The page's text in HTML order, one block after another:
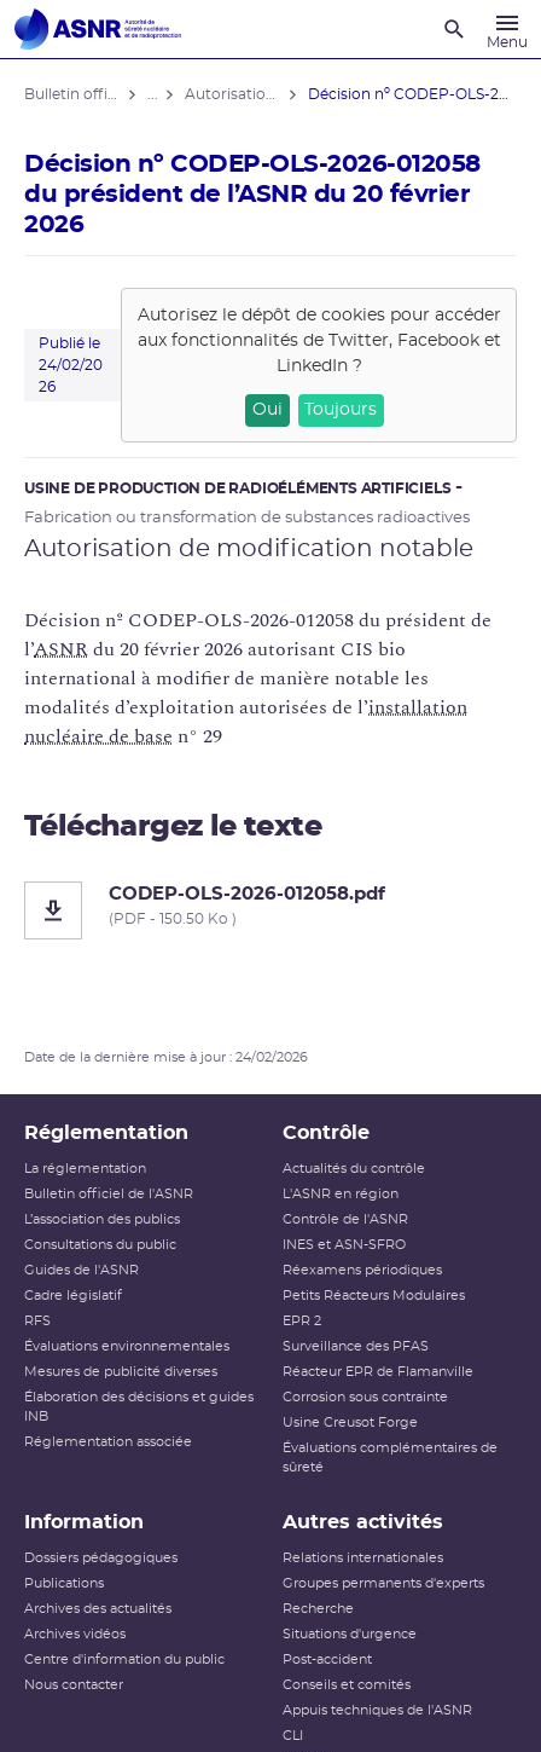
Menu
Décision nº CODEP-OLS-2026-012058
du président de l’ASNR du 20 février
2026
Publié le
24/02/20
26
Autorisez le dépôt de cookies pour accéder
aux fonctionnalités de Twitter, Facebook et
LinkedIn?
Oui Toujours
USINE DE PRODUCTION DE RADIOÉLÉMENTS ARTIFICIELS
Fabrication ou transformation de substances radioactives
Autorisation de modification notable
Décision nº CODEP-OLS-2026-012058 du président de
l’ASNRdu 20 février 2026 autorisant CIS bio
international à modifier de manière notable les
modalités d’exploitation autorisées de l’installation
nucléaire de base n° 29
Téléchargez le texte
CODEP-OLS-2026-012058.pdf
(PDF - 150.50 Ko )
Date de la dernière mise à jour : 24/02/2026
Réglementation
La réglementation
Bulletin officiel de l'ASNR
L’association des publics
Consultations du public
Guides de l'ASNR
Cadre législatif
RFS
Évaluations environnementales
Mesures de publicité diverses
Élaboration des décisions et guides
INB
Réglementation associée
Contrôle
Actualités du contrôle
L'ASNR en région
Contrôle de l'ASNR
INES et ASN-SFRO
Réexamens périodiques
Petits Réacteurs Modulaires
EPR 2
Surveillance des PFAS
Réacteur EPR de Flamanville
Corrosion sous contrainte
Usine Creusot Forge
Évaluations complémentaires de
sûreté
Information
Dossiers pédagogiques
Publications
Archives des actualités
Archives vidéos
Centre d'information du public
Nous contacter
Autres activités
Relations internationales
Groupes permanents d'experts
Recherche
Situations d'urgence
Post-accident
Conseils et comités
Appuis techniques de l'ASNR
CLI